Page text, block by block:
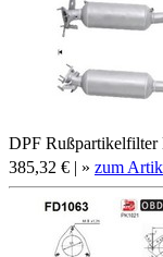
DPF
385,32 € | » zum